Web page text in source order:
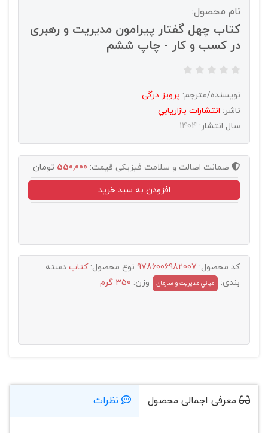
نام محصول:
کتاب چهل گفتار پیرامون مدیریت و رهبری
در کسب و کار - چاپ ششم
نویسنده/مترجم: پرویز درگی
ناشر: انتشارات بازاريابي
سال انتشار: 1404
ضمانت اصالت و سلامت فیزیکی قیمت: 550,000 تومان
افزودن به سبد خرید
کد محصول: 9786006982007 نوع محصول:کتاب دسته
بندی:
مباني مديريت و سازمان وزن: 350 گرم
معرفی اجمالی محصول نظرات